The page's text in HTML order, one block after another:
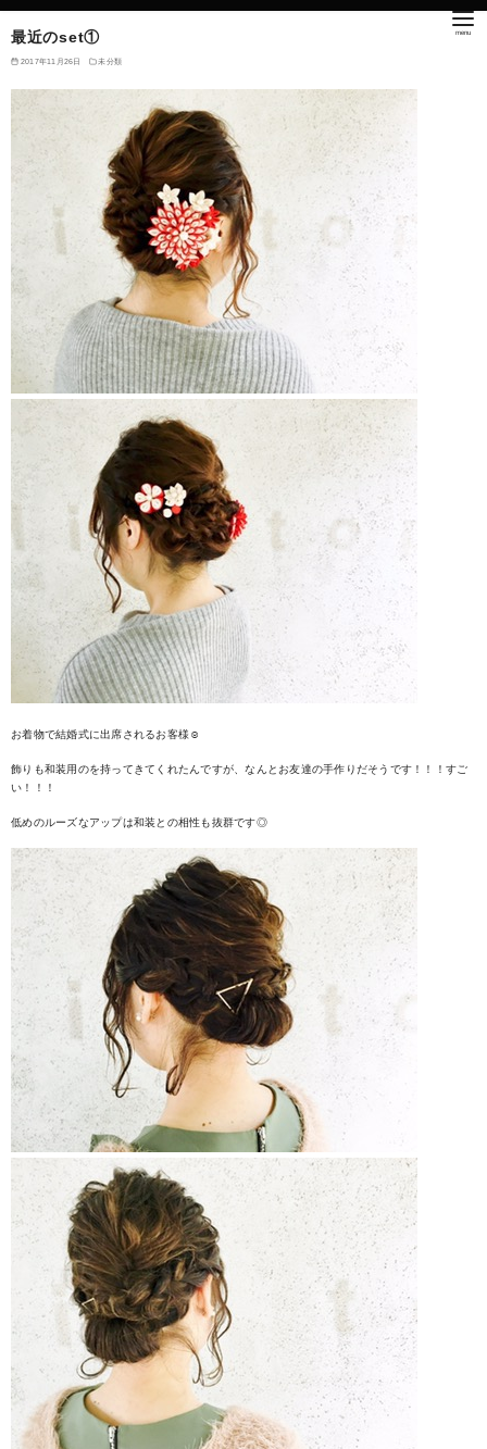
最近のset①
2017年11月26日 未分類
お着物で結婚式に出席されるお客様☺︎
飾りも和装用のを持ってきてくれたんですが、なんとお友達の手作りだそうです！！！すご
い！！！
低めのルーズなアップは和装との相性も抜群です◎